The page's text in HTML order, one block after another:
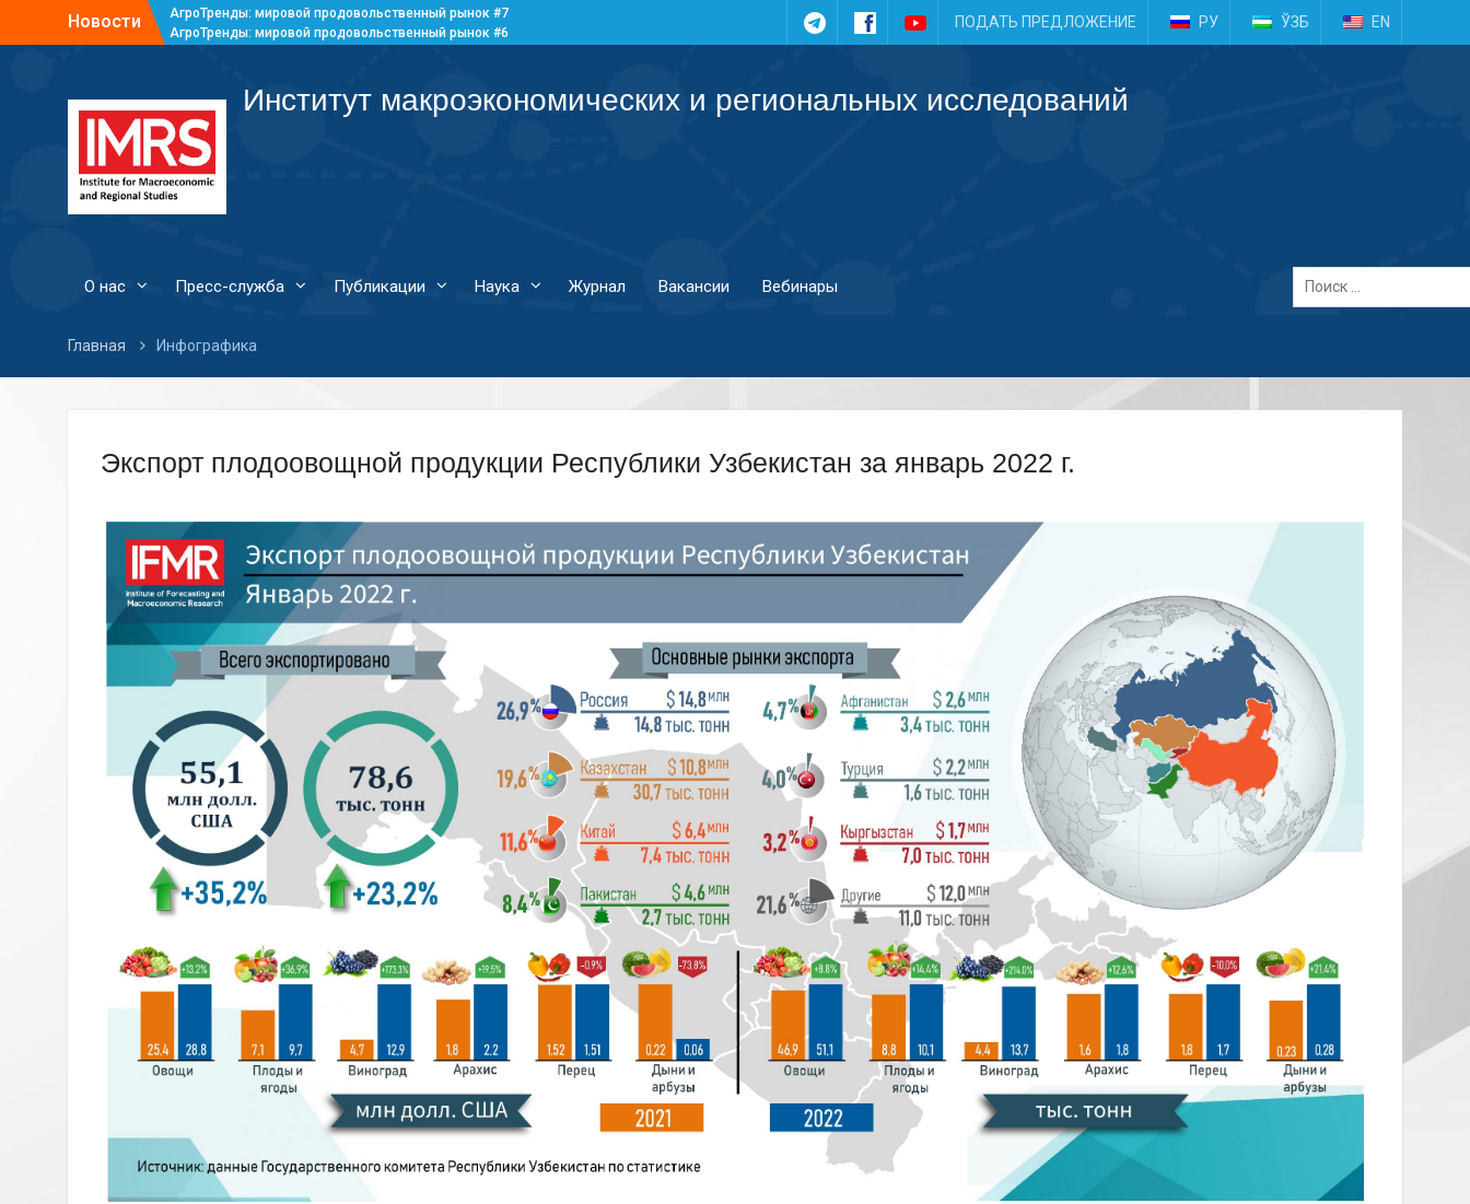
Новости
АгроТренды: мировой продовольственный рынок #7
АгроТренды: мировой продовольственный рынок #6
TelegramFacebookYouTubeПОДАТЬ ПРЕДЛОЖЕНИЕ РУ ЎЗБ EN
Институт макроэкономических и региональных исследований
О нас Пресс-служба Публикации Наука Журнал Вакансии Вебинары
Главная Инфографика
Экспорт плодоовощной продукции Республики Узбекистан за январь 2022 г.